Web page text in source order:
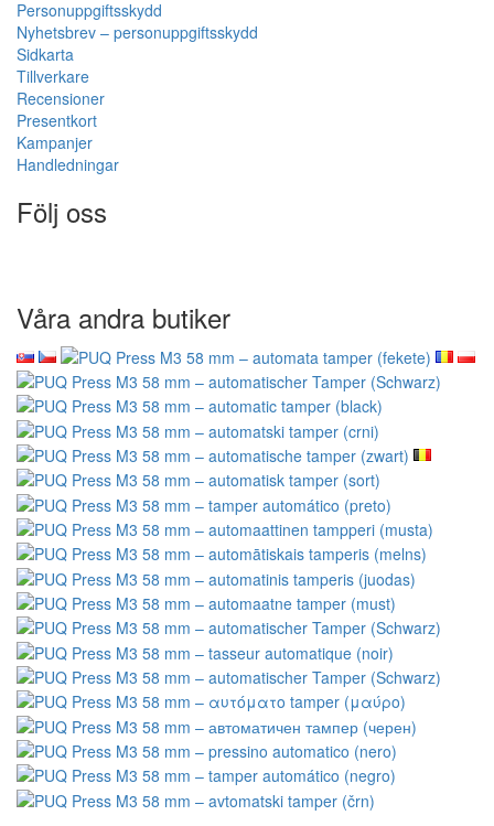
Personuppgiftsskydd
Nyhetsbrev – personuppgiftsskydd
Sidkarta
Tillverkare
Recensioner
Presentkort
Kampanjer
Handledningar
Följ oss
Våra andra butiker